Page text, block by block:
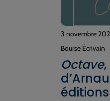
3 novembre
Bourse Écrivain
Octave